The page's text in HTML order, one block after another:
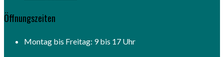
Öffnungszeiten
Montag bis Freitag: 9 bis 17 Uhr